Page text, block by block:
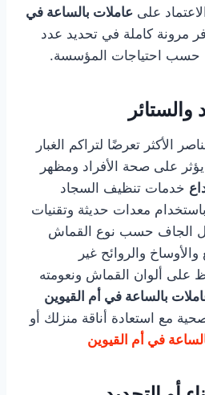
على عاملات بالساعة في
مرونة كاملة في تحديد عدد
حسب احتياجات المؤسسة.
الأكثر تعرضًا لتراكم الغبار
يؤثر على صحة الأفراد ومظهر
خدمات تنظيف السجاد
معدات حديثة وتقنيات
الجاف حسب نوع القماش
والروائح غير
على ألوان القماش ونعومته
بالساعة في أم القيوين
مع استعادة أناقة منزلك أو
في أم القيوين